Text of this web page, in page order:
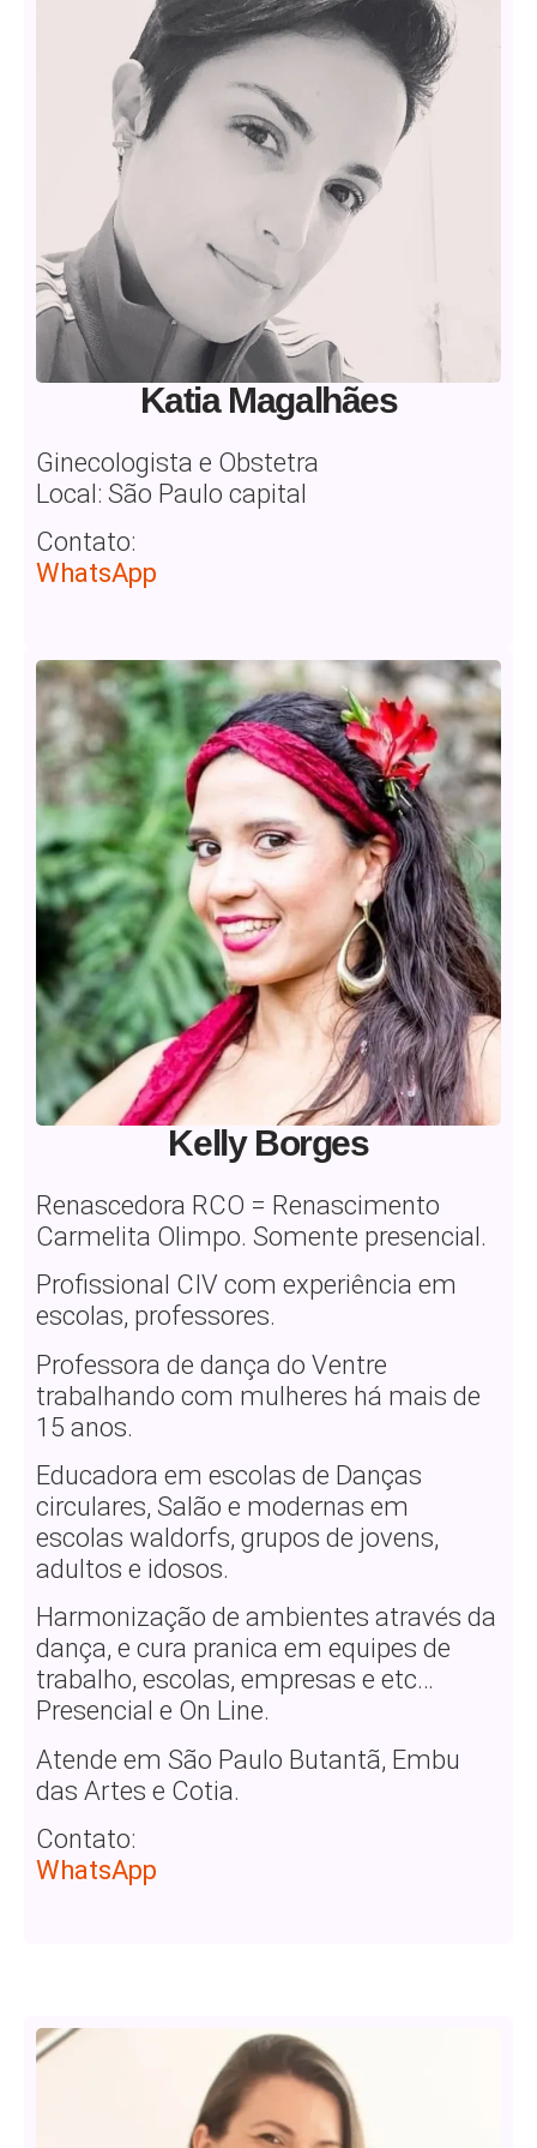
Katia Magalhães
Ginecologista e Obstetra
Local: São Paulo capital
Contato:
WhatsApp
Kelly Borges
Renascedora RCO = Renascimento
Carmelita Olimpo. Somente presencial.
Profissional CIV com experiência em
escolas, professores.
Professora de dança do Ventre
trabalhando com mulheres há mais de
15 anos.
Educadora em escolas de Danças
circulares, Salão e modernas em
escolas waldorfs, grupos de jovens,
adultos e idosos.
Harmonização de ambientes através da
dança, e cura pranica em equipes de
trabalho, escolas, empresas e etc…
Presencial e On Line.
Atende em São Paulo Butantã, Embu
das Artes e Cotia.
Contato:
WhatsApp